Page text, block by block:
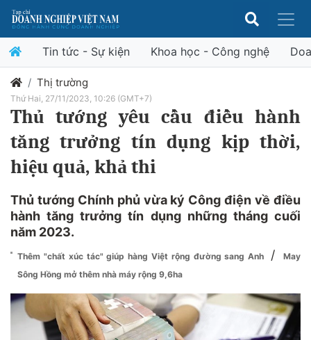
Tin tức - Sự kiện Khoa học - Công nghệ
Thị trường
Thứ Hai, 27/11/2023, 10:26 (GMT+7)
Thủ tướng yêu cầu điều hành
tăng trưởng tín dụng kịp thời,
hiệu quả, khả thi
Thủ tướng Chính phủ vừa ký Công điện về điều
hành tăng trưởng tín dụng những tháng cuối
năm 2023.
Thêm "chất xúc tác" giúp hàng Việt rộng đường sang Anh /
May
Sông Hồng mở thêm nhà máy rộng 9,6ha